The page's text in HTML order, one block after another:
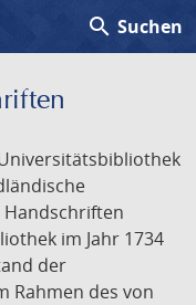
search Suchen
im Jahr 1734
der
Rahmen des von